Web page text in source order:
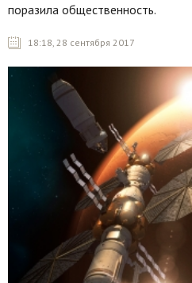
поразила общественность.
18:18, 28 сентября 2017